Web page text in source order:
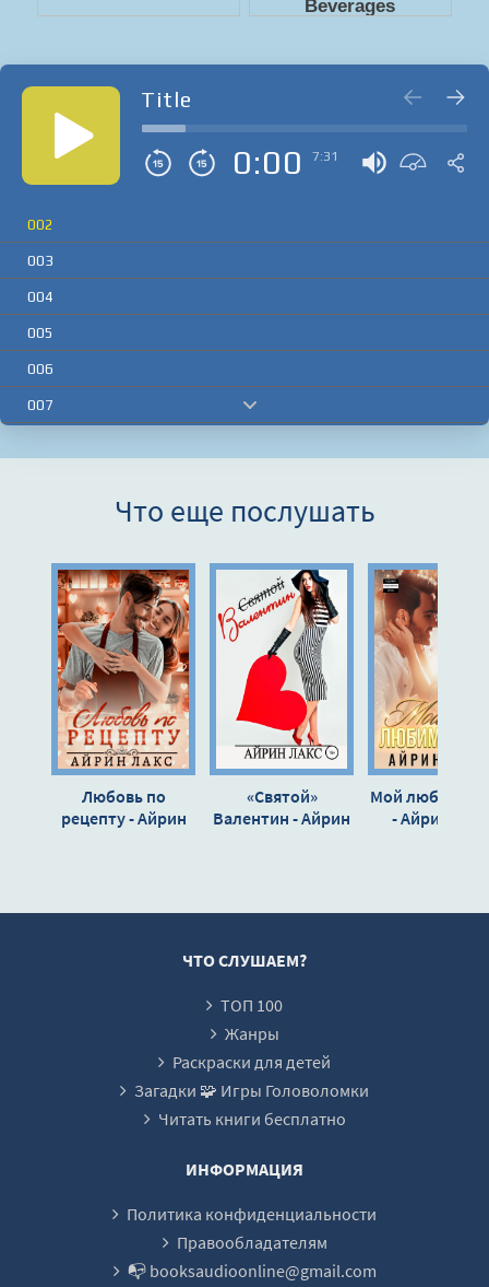
Title
0:00 7:31
002
003
004
005
006
007
021
Что еще послушать
Любовь по
рецепту - Айрин
«Святой»
Валентин - Айрин
Мой любимый
- Айрин Лакс
ЧТО СЛУШАЕМ?
ТОП 100
Жанры
Раскраски для детей
Загадки 🧩 Игры Головоломки
Читать книги бесплатно
ИНФОРМАЦИЯ
Политика конфиденциальности
Правообладателям
📭 booksaudioonline@gmail.com